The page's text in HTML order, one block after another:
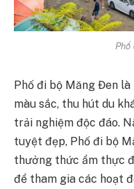
Phố đi bộ Măng Đen
màu sắc, thu hút du
trải nghiệm độc đáo.
tuyệt đẹp, Phố đi bộ
thưởng thức ẩm thực
để tham gia các hoạt